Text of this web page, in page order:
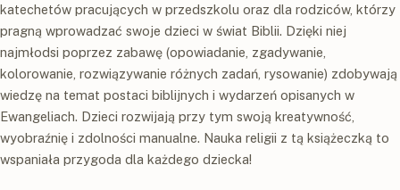
katechetów pracujących w przedszkolu oraz dla rodziców, którzy
pragną wprowadzać swoje dzieci w świat Biblii. Dzięki niej
najmłodsi poprzez zabawę (opowiadanie, zgadywanie,
kolorowanie, rozwiązywanie różnych zadań, rysowanie) zdobywają
wiedzę na temat postaci biblijnych i wydarzeń opisanych w
Ewangeliach. Dzieci rozwijają przy tym swoją kreatywność,
wyobraźnię i zdolności manualne. Nauka religii z tą książeczką to
wspaniała przygoda dla każdego dziecka!